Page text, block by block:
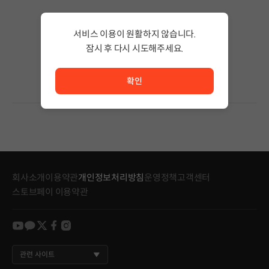
검색어의 단어 수를 줄이거나 필터조건을 변경하세요.
회사소개이용약관개인정보처리방침 운영정책고객센터
스토브페이 이용약관
youtube
kakao
twitter
facebook
instagram
관련 사이트
서비스 이용이 원활하지 않습니다.
잠시 후 다시 시도해주세요.
확인